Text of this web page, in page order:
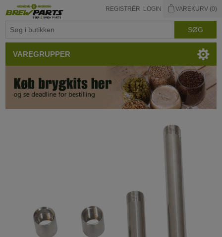
REGISTRÉR LOGIN VAREKURV (0)
VAREGRUPPER